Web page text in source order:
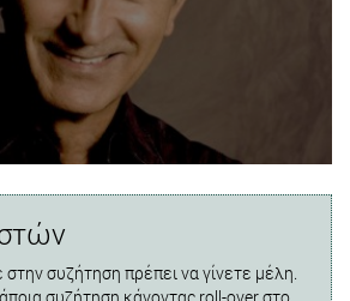
στην συζήτηση πρέπει να γίνετε μέλη.